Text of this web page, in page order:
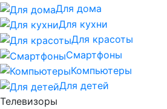
Для дома
Для кухни
Для красоты
Смартфоны
Компьютеры
Для детей
Телевизоры